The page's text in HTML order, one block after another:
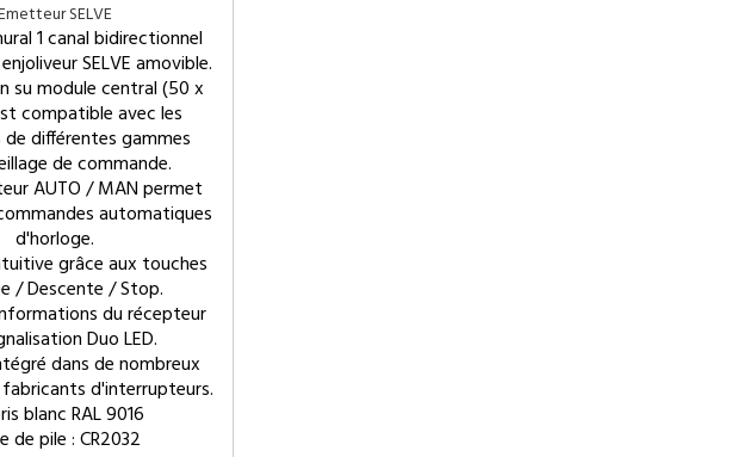
SELVE
1 canal bidirectionnel
SELVE amovible.
su module central (50 x
compatible avec les
de différentes gammes
de commande.
AUTO / MAN permet
automatiques
d'horloge.
grâce aux touches
/ Descente / Stop.
du récepteur
Duo LED.
dans de nombreux
d'interrupteurs.
blanc RAL 9016
de pile : CR2032